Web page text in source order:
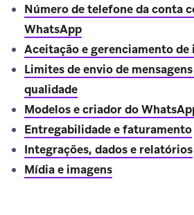
Número de telefone da conta
WhatsApp
Aceitação e gerenciamento de
Limites de envio de
qualidade
Modelos e criador do
Entregabilidade e faturamento
Integrações, dados e relatórios
Mídia e imagens